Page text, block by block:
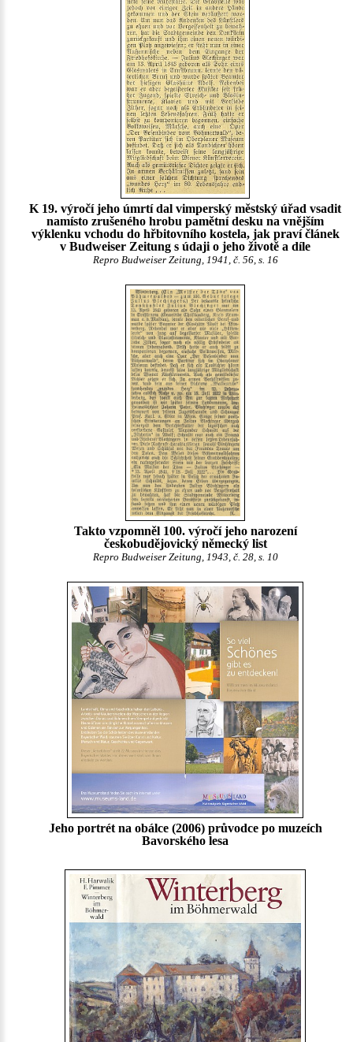
K 19. výročí jeho úmrtí dal vimperský městský úřad vsadit
namísto zrušeného hrobu pamětní desku na vnějším
výklenku vchodu do hřbitovního kostela, jak praví článek
v Budweiser Zeitung s údaji o jeho životě a díle
Repro Budweiser Zeitung, 1941, č. 56, s. 16
Takto vzpomněl 100. výročí jeho narození
českobudějovický německý list
Repro Budweiser Zeitung, 1943, č. 28, s. 10
Jeho portrét na obálce (2006) průvodce po muzeích
Bavorského lesa